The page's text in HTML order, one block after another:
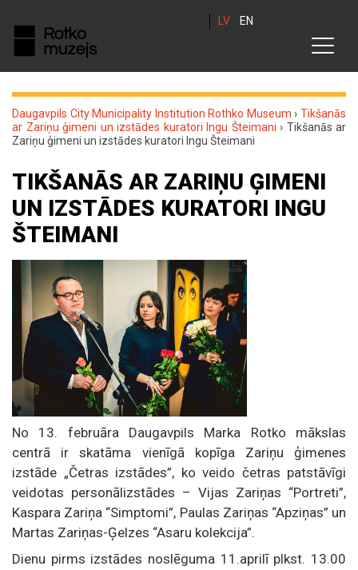
LV EN
Daugavpils City Municipality Institution Rothko Museum ›Tikšanās
ar Zariņu ģimeni un izstādes kuratori Ingu Šteimani › Tikšanās ar
Zariņu ģimeni un izstādes kuratori Ingu Šteimani
TIKŠANĀS AR ZARIŅU ĢIMENI
UN IZSTĀDES KURATORI INGU
ŠTEIMANI
No 13. februāra Daugavpils Marka Rotko mākslas
centrā ir skatāma vienīgā kopīga Zariņu ģimenes
izstāde „Četras izstādes”, ko veido četras patstāvīgi
veidotas personālizstādes – Vijas Zariņas “Portreti”,
Kaspara Zariņa “Simptomi”, Paulas Zariņas “Apziņas” un
Martas Zariņas-Ģelzes “Asaru kolekcija”.
Dienu pirms izstādes noslēguma 11.aprilī plkst. 13.00